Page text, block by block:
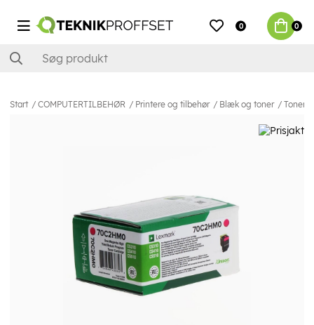
0 0
Start COMPUTERTILBEHØR Printere og tilbehør Blæk og toner Toner